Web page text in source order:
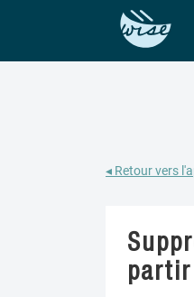
◂ Retour vers
partir